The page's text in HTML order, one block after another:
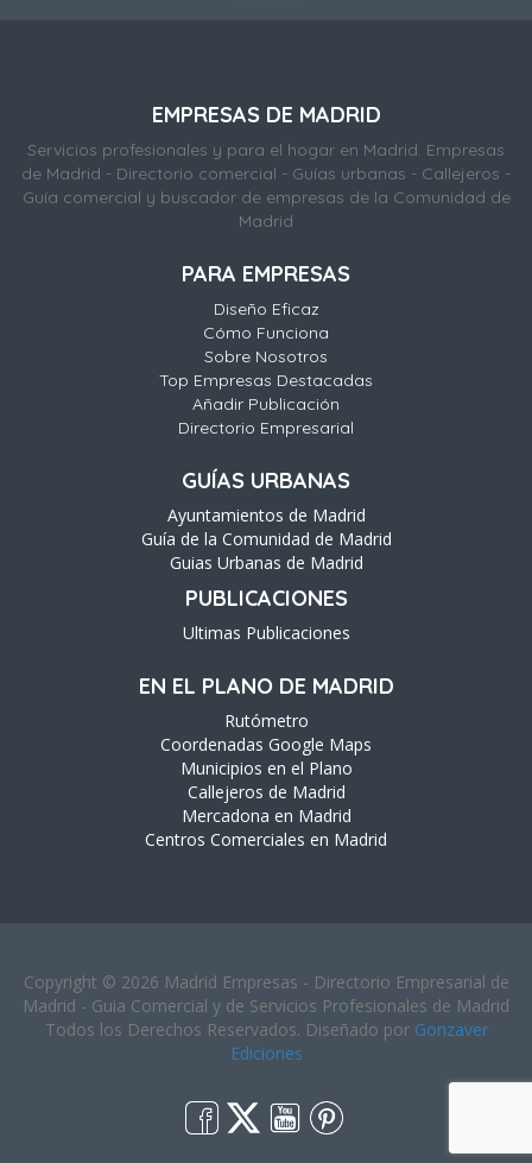
EMPRESAS DE MADRID
Servicios profesionales y para el hogar en Madrid. Empresas
de Madrid - Directorio comercial - Guías urbanas - Callejeros -
Guía comercial y buscador de empresas de la Comunidad de
Madrid
PARA EMPRESAS
Diseño Eficaz
Cómo Funciona
Sobre Nosotros
Top Empresas Destacadas
Añadir Publicación
Directorio Empresarial
GUÍAS URBANAS
Ayuntamientos de Madrid
Guía de la Comunidad de Madrid
Guias Urbanas de Madrid
PUBLICACIONES
Ultimas Publicaciones
EN EL PLANO DE MADRID
Rutómetro
Coordenadas Google Maps
Municipios en el Plano
Callejeros de Madrid
Mercadona en Madrid
Centros Comerciales en Madrid
Copyright © 2026 Madrid Empresas - Directorio Empresarial de
Madrid - Guia Comercial y de Servicios Profesionales de Madrid
Todos los Derechos Reservados. Diseñado por Gonzaver
Ediciones